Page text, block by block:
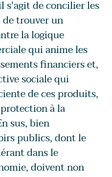
s'agit de concilier les
de trouver un
la logique
qui anime les
financiers et,
sociale qui
de ces produits,
à la
sus, bien
publics, dont le
dans le
doivent non